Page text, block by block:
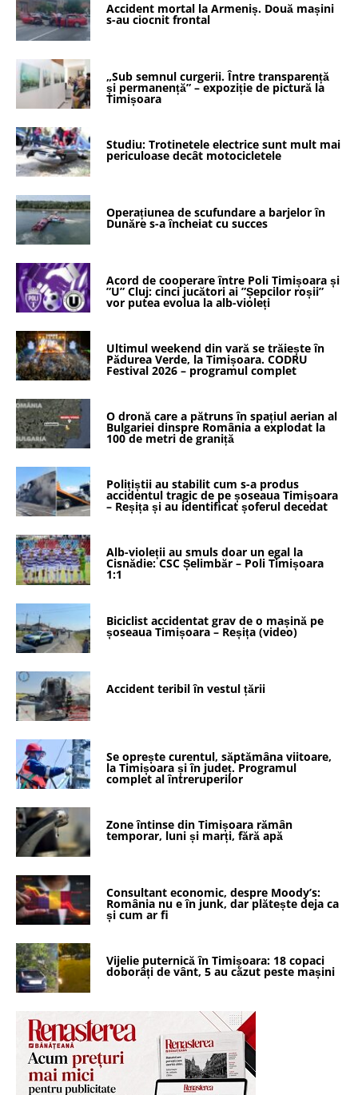
Accident mortal la Armeniș. Două mașini
s-au ciocnit frontal
„Sub semnul curgerii. Între transparență
și permanență” – expoziție de pictură la
Timișoara
Studiu: Trotinetele electrice sunt mult mai
periculoase decât motocicletele
Operațiunea de scufundare a barjelor în
Dunăre s-a încheiat cu succes
Acord de cooperare între Poli Timișoara și
”U” Cluj: cinci jucători ai ”Șepcilor roșii”
vor putea evolua la alb-violeți
Ultimul weekend din vară se trăiește în
Pădurea Verde, la Timișoara. CODRU
Festival 2026 – programul complet
O dronă care a pătruns în spațiul aerian al
Bulgariei dinspre România a explodat la
100 de metri de graniță
Polițiștii au stabilit cum s-a produs
accidentul tragic de pe șoseaua Timișoara
– Reșița și au identificat șoferul decedat
Alb-violeții au smuls doar un egal la
Cisnădie: CSC Șelimbăr – Poli Timișoara
1:1
Biciclist accidentat grav de o mașină pe
șoseaua Timișoara – Reșița (video)
Accident teribil în vestul țării
Se oprește curentul, săptămâna viitoare,
la Timișoara și în județ. Programul
complet al întreruperilor
Zone întinse din Timișoara rămân
temporar, luni și marți, fără apă
Consultant economic, despre Moody’s:
România nu e în junk, dar plătește deja ca
și cum ar fi
Vijelie puternică în Timișoara: 18 copaci
doborâți de vânt, 5 au căzut peste mașini